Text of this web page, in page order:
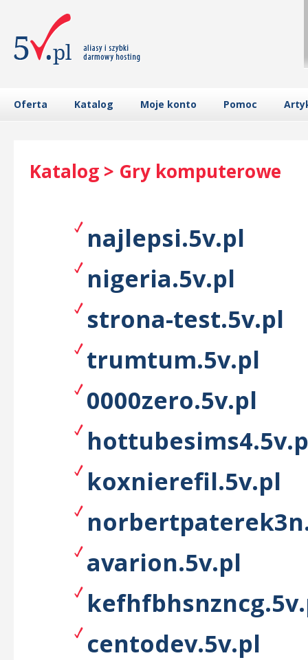
Oferta Katalog Moje konto Pomoc
Katalog > Gry komputerowe
najlepsi.5v.pl
nigeria.5v.pl
strona-test.5v.pl
trumtum.5v.pl
0000zero.5v.pl
koxnierefil.5v.pl
avarion.5v.pl
centodev.5v.pl